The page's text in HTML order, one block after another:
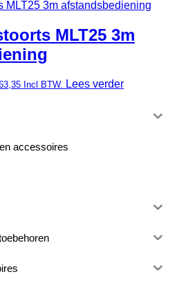
MLT25 3m
Incl BTW. Lees verder
accessoires